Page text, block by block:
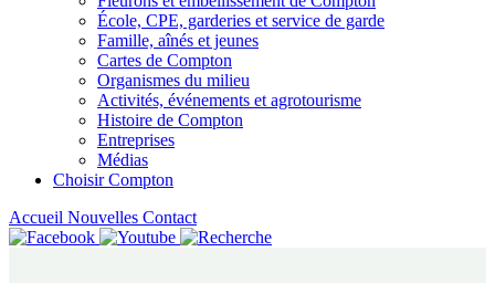
École, CPE, garderies et service de garde
Famille, aînés et jeunes
Cartes de Compton
Organismes du milieu
Activités, événements et agrotourisme
Histoire de Compton
Entreprises
Médias
Choisir Compton
Accueil Nouvelles Contact